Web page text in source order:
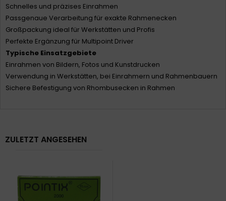
Schnelles und präzises Einrahmen
Passgenaue Verarbeitung für exakte Rahmenecken
Großpackung ideal für Werkstätten und Profis
Perfekte Ergänzung für Multipoint Driver
Typische Einsatzgebiete
Einrahmen von Bildern, Fotos und Kunstdrucken
Verwendung in Werkstätten, bei Einrahmern und Rahmenbauern
Sichere Befestigung von Rhombusecken in Rahmen
ZULETZT ANGESEHEN